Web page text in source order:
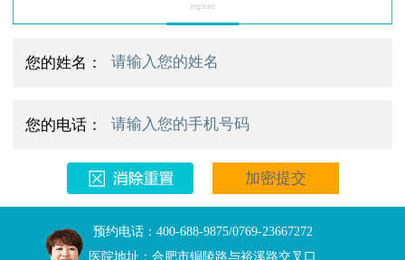
register
您的姓名：
您的电话：
预约电话：400-688-9875/0769-23667272
医院地址：合肥市铜陵路与裕溪路交叉口